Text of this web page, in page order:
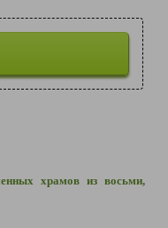
храмов из восьми,